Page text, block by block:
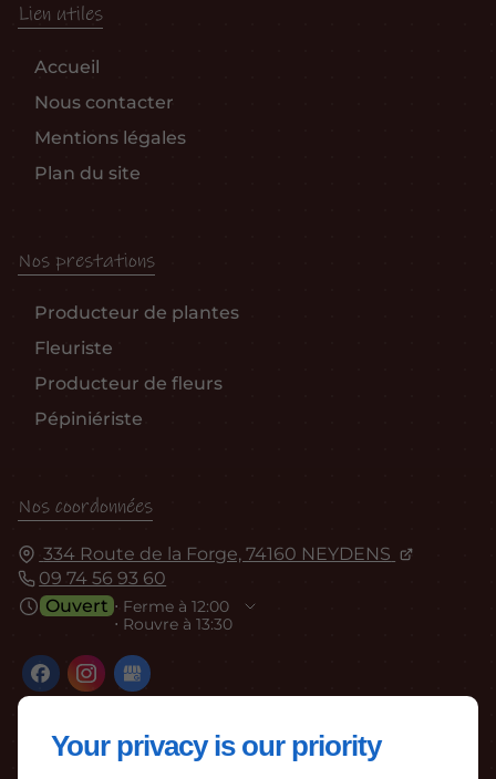
Your privacy is our priority
Lien utiles
Accueil
Nous contacter
Mentions légales
Plan du site
Nos prestations
Producteur de plantes
Fleuriste
Producteur de fleurs
Pépiniériste
Nos coordonnées
334 Route de la Forge, 74160 NEYDENS
09 74 56 93 60
Ouvert ⋅ Ferme à 12:00
⋅ Rouvre à 13:30